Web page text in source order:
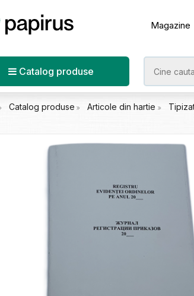
Magazine
Catalog produse
Catalog produse Articole din hartie